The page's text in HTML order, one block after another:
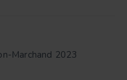
Marchand 2023